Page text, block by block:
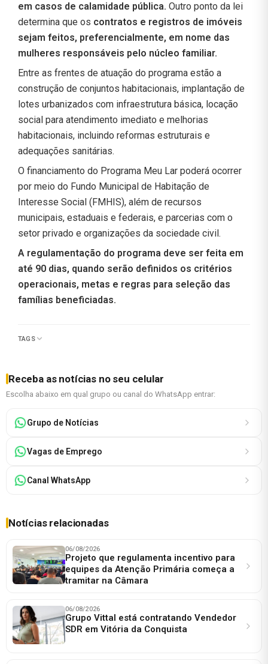
em casos de calamidade pública. Outro ponto da lei
determina que os contratos e registros de imóveis
sejam feitos, preferencialmente, em nome das
mulheres responsáveis pelo núcleo familiar.
Entre as frentes de atuação do programa estão a
construção de conjuntos habitacionais, implantação de
lotes urbanizados com infraestrutura básica, locação
social para atendimento imediato e melhorias
habitacionais, incluindo reformas estruturais e
adequações sanitárias.
O financiamento do Programa Meu Lar poderá ocorrer
por meio do Fundo Municipal de Habitação de
Interesse Social (FMHIS), além de recursos
municipais, estaduais e federais, e parcerias com o
setor privado e organizações da sociedade civil.
A regulamentação do programa deve ser feita em
até 90 dias, quando serão definidos os critérios
operacionais, metas e regras para seleção das
famílias beneficiadas.
TAGS
Receba as notícias no seu celular
Escolha abaixo em qual grupo ou canal do WhatsApp entrar:
Grupo de Notícias
Vagas de Emprego
Canal WhatsApp
Notícias relacionadas
06/08/2026
Projeto que regulamenta incentivo para
equipes da Atenção Primária começa a
tramitar na Câmara
06/08/2026
Grupo Vittal está contratando Vendedor
SDR em Vitória da Conquista